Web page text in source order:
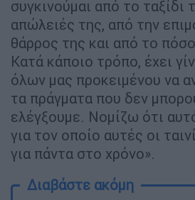
συγκινούμαι από το ταξίδι
απώλειές της, από την
θάρρος της και από το
Κατά κάποιο τρόπο, έχει
όλων μας προκειμένου να
τα πράγματα που δεν
ελέγξουμε. Νομίζω ότι
για τον οποίο αυτές οι
για πάντα στο χρόνο».
Διαβάστε ακόμη